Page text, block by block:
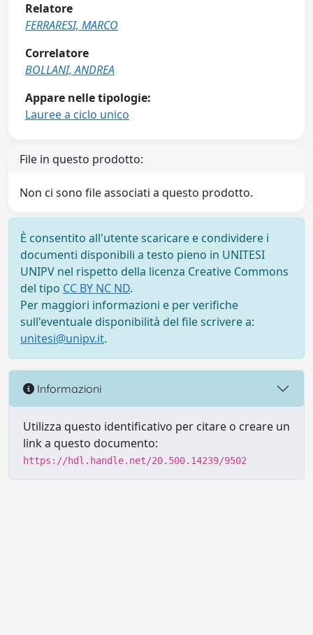
Relatore
FERRARESI, MARCO
Correlatore
BOLLANI, ANDREA
Appare nelle tipologie:
Lauree a ciclo unico
File in questo prodotto:
Non ci sono file associati a questo prodotto.
È consentito all'utente scaricare e condividere i
documenti disponibili a testo pieno in UNITESI
UNIPV nel rispetto della licenza Creative Commons
del tipo CC BY NC ND.
Per maggiori informazioni e per verifiche
sull'eventuale disponibilità del file scrivere a:
unitesi@unipv.it.
Informazioni
Utilizza questo identificativo per citare o creare un
link a questo documento:
https://hdl.handle.net/20.500.14239/9502